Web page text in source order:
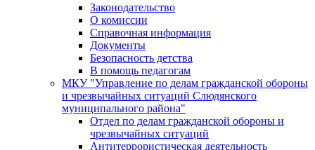
Законодательство
О комиссии
Справочная информация
Документы
Безопасность детства
В помощь педагогам
МКУ "Управление по делам гражданской обороны
и чрезвычайных ситуаций Слюдянского
муниципального района"
Отдел по делам гражданской обороны и
чрезвычайных ситуаций
Антитеррористическая деятельность